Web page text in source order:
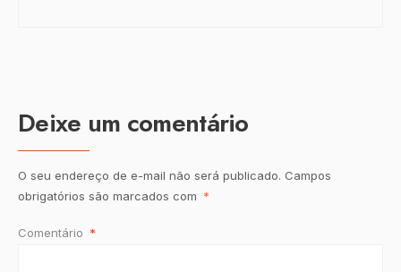
Deixe um comentário
O seu endereço de e-mail não será publicado. Campos
obrigatórios são marcados com *
Comentário *